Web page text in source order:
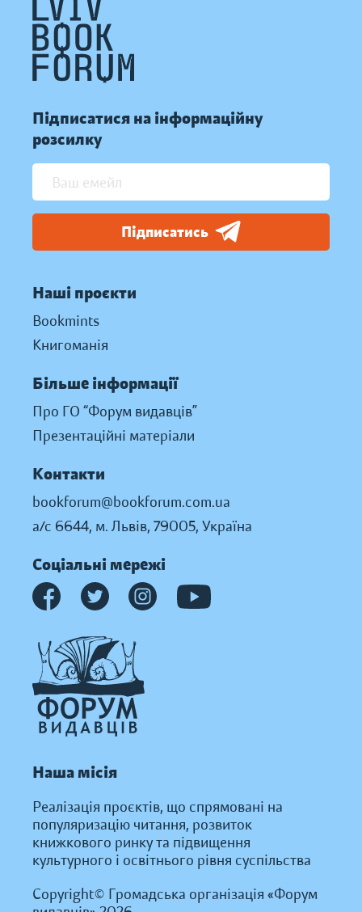
Підписатися на інформаційну
розсилку
Підписатись
Наші проєкти
Bookmints
Книгоманія
Більше інформації
Про ГО “Форум видавців”
Презентаційні матеріали
Контакти
bookforum@bookforum.com.ua
а/с 6644, м. Львів, 79005, Україна
Соціальні мережі
Наша місія
Реалізація проєктів, що спрямовані на
популяризацію читання, розвиток
книжкового ринку та підвищення
культурного і освітнього рівня суспільства
Copyright© Громадська організація «Форум